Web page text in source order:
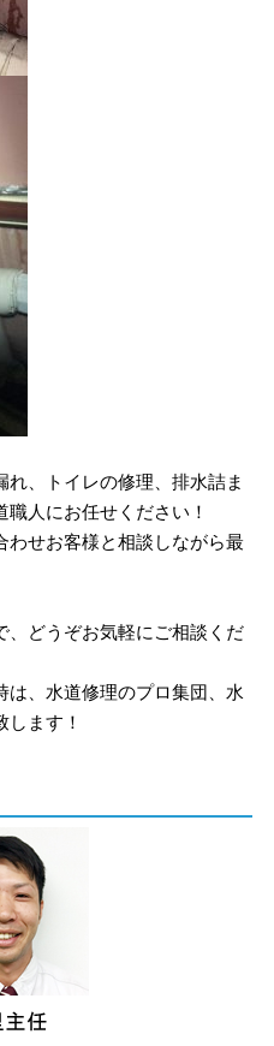
、トイレの修理、排水詰ま
人にお任せください！
わせお客様と相談しながら最
、どうぞお気軽にご相談くだ
は、水道修理のプロ集団、水
ます！